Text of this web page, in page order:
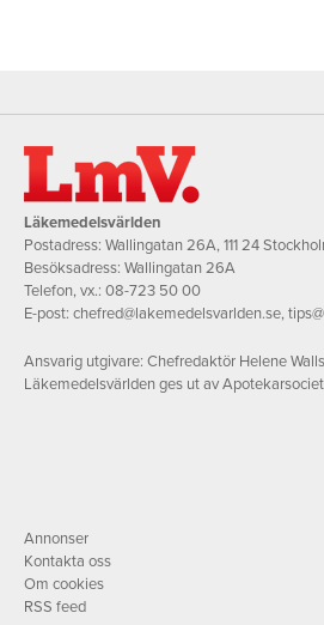
Läkemedelsvärlden
Postadress: Wallingatan 26A, 111 24
Besöksadress: Wallingatan 26A
Telefon, vx.: 08-723 50 00
E-post: chefred@lakemedelsvarlden.se,
Ansvarig utgivare: Chefredaktör Helene
Läkemedelsvärlden ges ut av
Annonser
Kontakta oss
Om cookies
RSS feed